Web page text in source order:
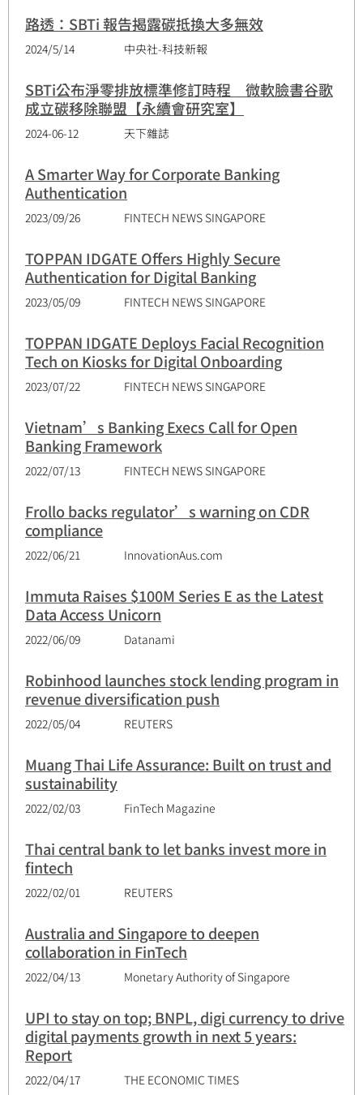
路透：SBTi 報告揭露碳抵換大多無效
2024/5/14 中央社-科技新報
SBTi公布淨零排放標準修訂時程 微軟臉書谷歌
成立碳移除聯盟【永續會研究室】
2024-06-12 天下雜誌
A Smarter Way for Corporate Banking
Authentication
2023/09/26 FINTECH NEWS SINGAPORE
TOPPAN IDGATE Offers Highly Secure
Authentication for Digital Banking
2023/05/09 FINTECH NEWS SINGAPORE
TOPPAN IDGATE Deploys Facial Recognition
Tech on Kiosks for Digital Onboarding
2023/07/22 FINTECH NEWS SINGAPORE
Vietnam’s Banking Execs Call for Open
Banking Framework
2022/07/13 FINTECH NEWS SINGAPORE
Frollo backs regulator’s warning on CDR
compliance
2022/06/21 InnovationAus.com
Immuta Raises $100M Series E as the Latest
Data Access Unicorn
2022/06/09 Datanami
Robinhood launches stock lending program in
revenue diversification push
2022/05/04 REUTERS
Muang Thai Life Assurance: Built on trust and
sustainability
2022/02/03 FinTech Magazine
Thai central bank to let banks invest more in
fintech
2022/02/01 REUTERS
Australia and Singapore to deepen
collaboration in FinTech
2022/04/13 Monetary Authority of Singapore
UPI to stay on top; BNPL, digi currency to drive
digital payments growth in next 5 years:
Report
2022/04/17 THE ECONOMIC TIMES